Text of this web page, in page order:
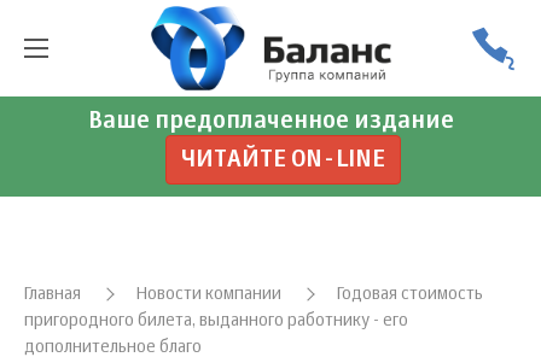
Ваше предоплаченное издание
ЧИТАЙТЕ ON-LINE
Главная Новости компании
Годовая стоимость
пригородного билета, выданного работнику - его
дополнительное благо